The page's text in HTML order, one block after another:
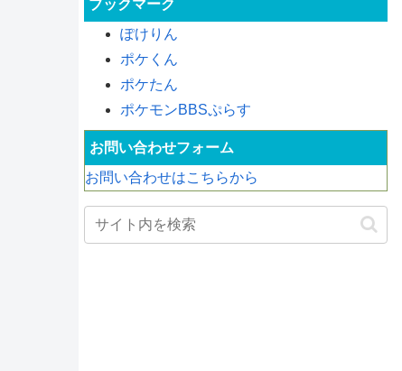
ブックマーク
ぽけりん
ポケくん
ポケたん
ポケモンBBSぷらす
お問い合わせフォーム
お問い合わせはこちらから